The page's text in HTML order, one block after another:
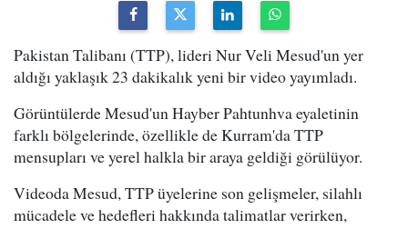
Pakistan Talibanı (TTP), lideri Nur Veli Mesud'un yer
aldığı yaklaşık 23 dakikalık yeni bir video yayımladı.
Görüntülerde Mesud'un Hayber Pahtunhva eyaletinin
farklı bölgelerinde, özellikle de Kurram'da TTP
mensupları ve yerel halkla bir araya geldiği görülüyor.
Videoda Mesud, TTP üyelerine son gelişmeler, silahlı
mücadele ve hedefleri hakkında talimatlar verirken,